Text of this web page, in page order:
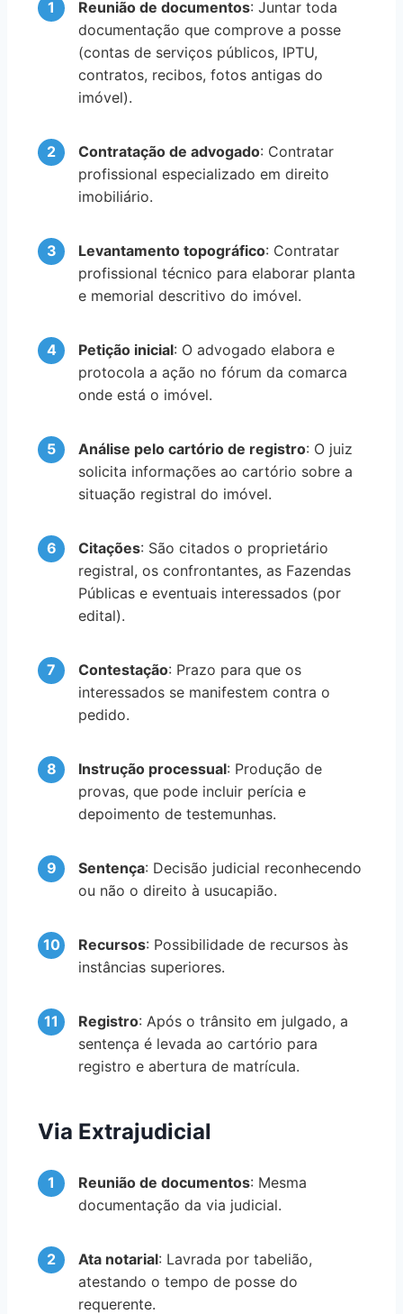
Reunião de documentos: Juntar toda
documentação que comprove a posse
(contas de serviços públicos, IPTU,
contratos, recibos, fotos antigas do
imóvel).
Contratação de advogado: Contratar
profissional especializado em direito
imobiliário.
Levantamento topográfico: Contratar
profissional técnico para elaborar planta
e memorial descritivo do imóvel.
Petição inicial: O advogado elabora e
protocola a ação no fórum da comarca
onde está o imóvel.
Análise pelo cartório de registro: O juiz
solicita informações ao cartório sobre a
situação registral do imóvel.
Citações: São citados o proprietário
registral, os confrontantes, as Fazendas
Públicas e eventuais interessados (por
edital).
Contestação: Prazo para que os
interessados se manifestem contra o
pedido.
Instrução processual: Produção de
provas, que pode incluir perícia e
depoimento de testemunhas.
Sentença: Decisão judicial reconhecendo
ou não o direito à usucapião.
Recursos: Possibilidade de recursos às
instâncias superiores.
Registro: Após o trânsito em julgado, a
sentença é levada ao cartório para
registro e abertura de matrícula.
Via Extrajudicial
Reunião de documentos: Mesma
documentação da via judicial.
Ata notarial: Lavrada por tabelião,
atestando o tempo de posse do
requerente.